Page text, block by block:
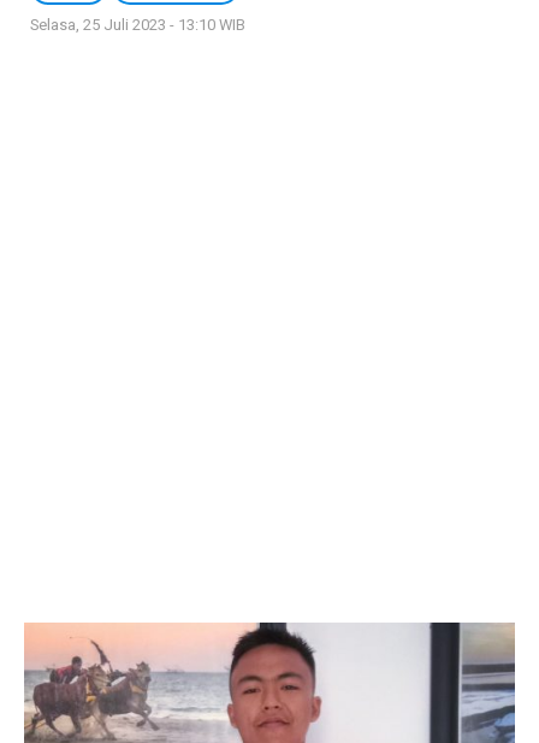
Selasa, 25 Juli 2023 - 13:10 WIB